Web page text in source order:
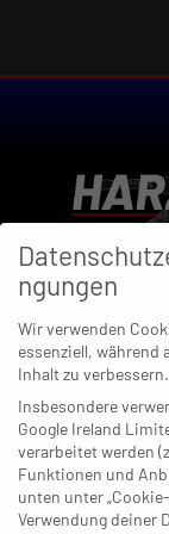
ngungen
Wir verwenden
essenziell, während
Inhalt zu verbessern.
Insbesondere
Google Ireland
verarbeitet werden
Funktionen und
unten unter
Verwendung deiner